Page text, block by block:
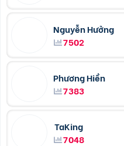
Nguyễn Hưởng
7502
Phương Hiền
7383
TaKing
7048